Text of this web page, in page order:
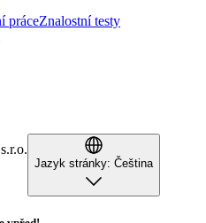
práceZnalostní testy
Jazyk stránky: Čeština